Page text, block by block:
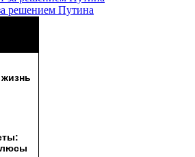
решением Путина